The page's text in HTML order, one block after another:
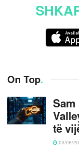
On Top.
të
03/08/